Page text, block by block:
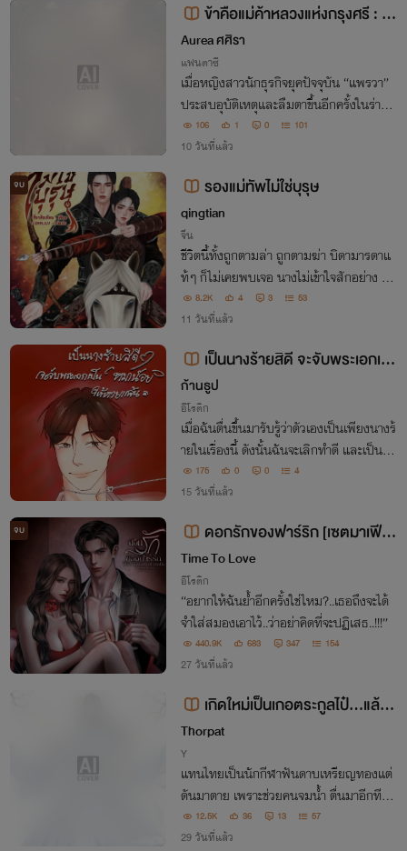
ข้าคือแม่ค้าหลวงแห่งกรุงศรี : ระ
บบหอการค้าออนไลน์
Aurea ศศิรา
แฟนตาซี
เมื่อหญิงสาวนักธุรกิจยุคปัจจุบัน “แพรวา”
ประสบอุบัติเหตุและลืมตาขึ้นอีกครั้งในร่างแ
ม่หญิงแห่งกรุงศรีที่กำลังจะถูกขายเป็นทาส
และครอบครัวกำลังพังทลายภายในเวลาเพี
106 1 0 101
10 วันที่แล้ว
จบ รองแม่ทัพไม่ใช่บุรุษ
qingtian
จีน
ชีวิตนี้ทั้งถูกตามล่า ถูกตามฆ่า บิดามารดาแ
ท้ๆ ก็ไม่เคยพบเจอ นางไม่เข้าใจสักอย่าง จน
วันหนึ่งนางสามารถฝันถึงเหตุการณ์ต่าง ๆ
ล่วงหน้า ยามนี้จึงได้รู้ว่าเรื่องก่อนหน้านี้ไม่ใ
8.2K 4 3 53
11 วันที่แล้ว
เป็นนางร้ายสิดี จะจับพระเอกเป็
น"หมาน้อย"ให้หายแค้น
ก้านธูป
อีโรติก
เมื่อฉันตื่นขึ้นมารับรู้ว่าตัวเองเป็นเพียงนางร้
ายในเรื่องนี้ ดังนั้นฉันจะเลิกทำดี และเป็นนา
งร้ายที่สมศักดิ์ศรีแทน
175 0 0 4
15 วันที่แล้ว
จบ
ดอกรักของฟาร์ริก [เซตมาเฟีย
รุ่นลูก][The flowers of Mafia]NC
25+++ เย็นชา โหด กินดุ
Time To Love
อีโรติก
“อยากให้ฉันย้ำอีกครั้งใช่ไหม?..เธอถึงจะได้
จำใส่สมองเอาไว้..ว่าอย่าคิดที่จะปฏิเสธ..!!!”
440.9K 683 347 154
27 วันที่แล้ว
เกิดใหม่เป็นเกอตระกูลไป๋...แล้วเ
กอคืออะไรฟะ
Thorpat
Y
แทนไทยเป็นนักกีฬาฟันดาบเหรียญทองแต่
ดันมาตาย เพราะช่วยคนจมน้ำ ตื่นมาอีกทีก็เ
ข้ามาอยู่ในร่างของ คุณชายเล็กตระกูลไป๋(ไป๋
ฉาง)"อะไรกันฟะเนี่ย! มาอยู่ที่นี่ ได้ไง โอ้ย ปว
12.5K 36 13 57
29 วันที่แล้ว